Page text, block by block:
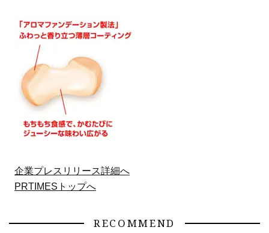
企業プレスリリース詳細へ
PRTIMESトップへ
RECOMMEND